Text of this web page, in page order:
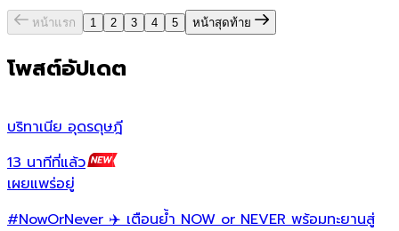
หน้าแรก 1 2 3 4 5 หน้าสุดท้าย
โพสต์อัปเดต
บริทาเนีย อุดรดุษฎี
13 นาทีที่แล้ว
เผยแพร่อยู่
#NowOrNever ✈️ เตือนย้ำ NOW or NEVER พร้อมทะยานสู่